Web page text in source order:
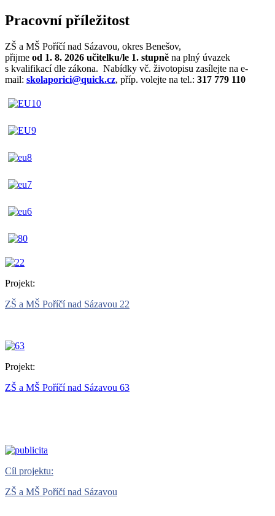
Pracovní příležitost
ZŠ a MŠ Poříčí nad Sázavou, okres Benešov,
přijme od 1. 8. 2026 učitelku/le 1. stupně na plný úvazek
s kvalifikací dle zákona. Nabídky vč. životopisu zasílejte na e-
mail: skolaporici@quick.cz, příp. volejte na tel.: 317 779 110
Projekt:
ZŠ a MŠ Poříčí nad Sázavou 22
Projekt:
ZŠ a MŠ Poříčí nad Sázavou 63
Cíl projektu:
ZŠ a MŠ Poříčí nad Sázavou